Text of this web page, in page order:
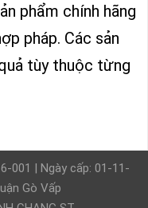
phẩm chính hãng
pháp. Các sản
tùy thuộc từng
001 | Ngày cấp: 01-11-
Gò Vấp